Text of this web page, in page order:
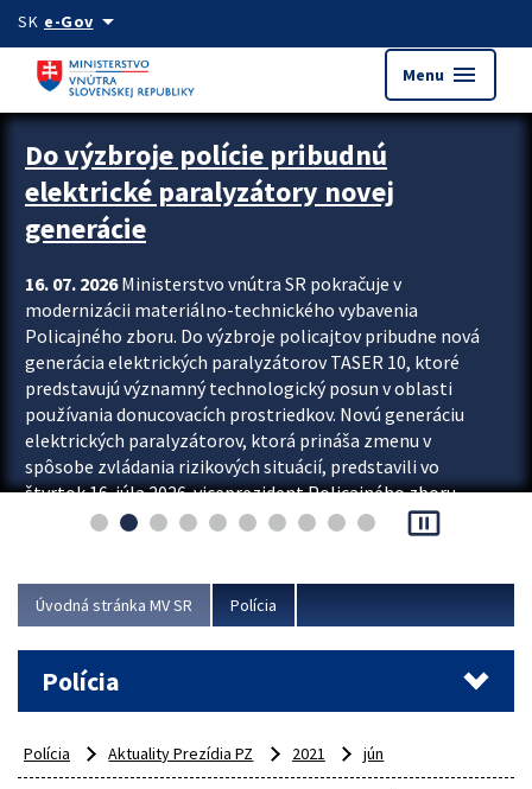
Preskocit na hlavný obsah
SK e-Govarrow_drop_down
Menu menu
Zastavit automatický posun upútavok
Do výzbroje polície pribudnú
elektrické paralyzátory novej
generácie
16. 07. 2026Ministerstvo vnútra SR pokračuje v
modernizácii materiálno-technického vybavenia
Policajného zboru. Do výzbroje policajtov pribudne nová
generácia elektrických paralyzátorov TASER 10, ktoré
predstavujú významný technologický posun v oblasti
používania donucovacích prostriedkov. Novú generáciu
elektrických paralyzátorov, ktorá prináša zmenu v
spôsobe zvládania rizikových situácií, predstavili vo
štvrtok 16. júla 2026 viceprezident Policajného zboru
Rastislav Polakovič a riaditeľ odboru výcviku...
pause_presentation
Úvodná stránka MV SR Polícia
Polícia
Polícia Aktuality Prezídia PZ 2021 jún